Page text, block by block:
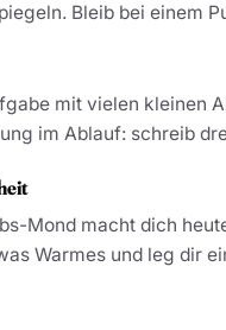
Bleib bei einem
mit vielen kleinen
im Ablauf: schreib
Mond macht dich
Warmes und leg dir